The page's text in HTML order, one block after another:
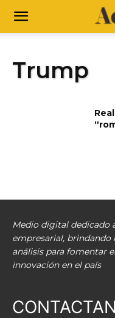
Trump
Medio digital dedicado
empresarial,
análisis para fomentar
innovación en el país